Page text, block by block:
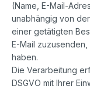
(Name, E-Mail-
unabhängig von
einer getätigten
E-Mail
haben.
Die Verarbeitung
DSGVO mit Ihrer